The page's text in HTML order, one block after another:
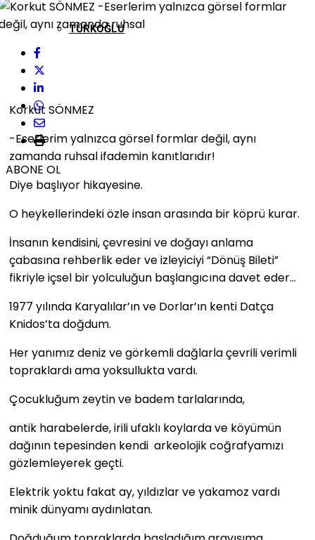
TÜRKOĞLU
ABONE OL
Korkut SÖNMEZ
-Eserlerim yalnızca görsel formlar değil, aynı
zamanda ruhsal ifademin kanıtlarıdır!
Diye başlıyor hikayesine.
O heykellerindeki özle insan arasında bir köprü kurar.
İnsanın kendisini, çevresini ve doğayı anlama
çabasına rehberlik eder ve izleyiciyi “Dönüş Bileti”
fikriyle içsel bir yolculuğun başlangıcına davet eder…
1977 yılında Karyalılar’ın ve Dorlar’ın kenti Datça
Knidos’ta doğdum.
Her yanımız deniz ve görkemli dağlarla çevrili verimli
topraklardı ama yoksullukta vardı.
Çocukluğum zeytin ve badem tarlalarında,
antik harabelerde, irili ufaklı koylarda ve köyümün
dağının tepesinden kendi arkeolojik coğrafyamızı
gözlemleyerek geçti.
Elektrik yoktu fakat ay, yıldızlar ve yakamoz vardı
minik dünyamı aydınlatan.